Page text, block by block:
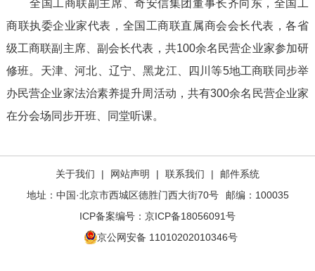
全国工商联副主席、奇安信集团董事长齐向东，全国工
商联执委企业家代表，全国工商联直属商会会长代表，各省
级工商联副主席、副会长代表，共100余名民营企业家参加研
修班。天津、河北、辽宁、黑龙江、四川等5地工商联同步举
办民营企业家法治素养提升周活动，共有300余名民营企业家
在分会场同步开班、同堂听课。
关于我们 | 网站声明 | 联系我们 |
邮件系统
地址：中国·北京市西城区德胜门西大街70号
邮编：100035
ICP备案编号： 京ICP备18056091号
京公网安备 11010202010346号